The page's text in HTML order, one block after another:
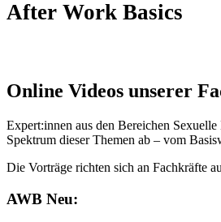
After Work Basics
Online Videos unserer
Expert:innen aus den Bereichen
Spektrum dieser Themen ab – vom
Die Vorträge richten sich an Fachkräfte
AWB Neu: